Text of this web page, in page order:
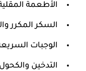
الأطعمة
السكر المكرر
الوجبات
التدخين